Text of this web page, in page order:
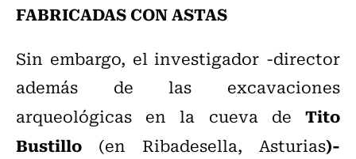
FABRICADAS CON ASTAS
Sin embargo, el investigador -director
además de las excavaciones
arqueológicas en la cueva de Tito
Bustillo (en Ribadesella, Asturias)-